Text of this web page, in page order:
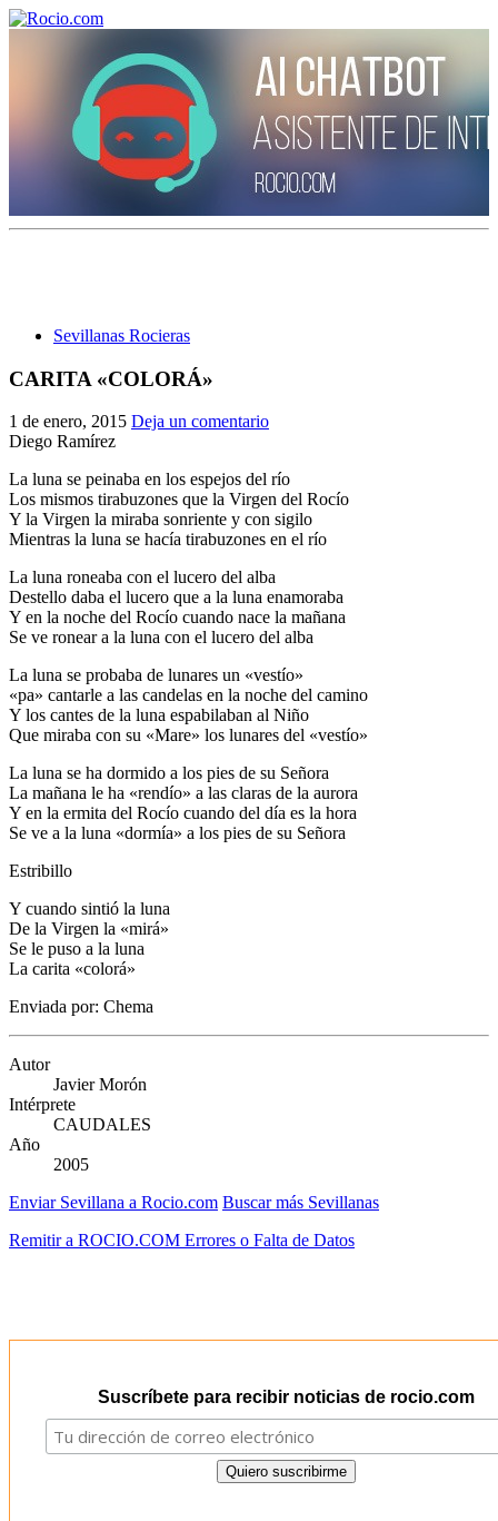
Sevillanas Rocieras
CARITA «COLORÁ»
1 de enero, 2015 Deja un comentario
Diego Ramírez
La luna se peinaba en los espejos del río
Los mismos tirabuzones que la Virgen del Rocío
Y la Virgen la miraba sonriente y con sigilo
Mientras la luna se hacía tirabuzones en el río
La luna roneaba con el lucero del alba
Destello daba el lucero que a la luna enamoraba
Y en la noche del Rocío cuando nace la mañana
Se ve ronear a la luna con el lucero del alba
La luna se probaba de lunares un «vestío»
«pa» cantarle a las candelas en la noche del camino
Y los cantes de la luna espabilaban al Niño
Que miraba con su «Mare» los lunares del «vestío»
La luna se ha dormido a los pies de su Señora
La mañana le ha «rendío» a las claras de la aurora
Y en la ermita del Rocío cuando del día es la hora
Se ve a la luna «dormía» a los pies de su Señora
Estribillo
Y cuando sintió la luna
De la Virgen la «mirá»
Se le puso a la luna
La carita «colorá»
Enviada por: Chema
Autor
Javier Morón
Intérprete
CAUDALES
Año
2005
Enviar Sevillana a Rocio.com Buscar más Sevillanas
Remitir a ROCIO.COM Errores o Falta de Datos
Suscríbete para recibir noticias de rocio.com
¿Cuántas hermandades participan en la romería?
¿Cuándo se construyó la primera ermita?
El traslado cada siete años
Rocío?
Quiero hacer el camino,¿que tengo que hacer?